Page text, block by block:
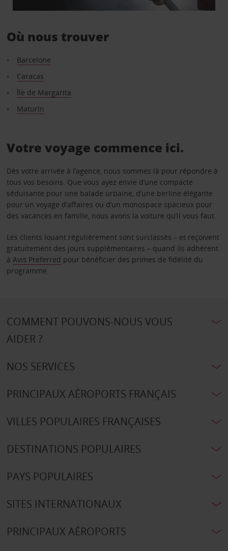
Où nous trouver
Barcelone
Caracas
Île de Margarita
Maturín
Votre voyage commence ici.
Dès votre arrivée à l’agence, nous sommes là pour répondre à
tous vos besoins. Que vous ayez envie d’une compacte
séduisante pour une balade urbaine, d’une berline élégante
pour un voyage d’affaires ou d’un monospace spacieux pour
des vacances en famille, nous avons la voiture qu’il vous faut.
Les clients louant régulièrement sont surclassés – et reçoivent
gratuitement des jours supplémentaires – quand ils adhèrent
à Avis Preferred pour bénéficier des primes de fidélité du
programme.
COMMENT POUVONS-NOUS VOUS
AIDER ?
NOS SERVICES
PRINCIPAUX AÉROPORTS FRANÇAIS
VILLES POPULAIRES FRANÇAISES
DESTINATIONS POPULAIRES
PAYS POPULAIRES
SITES INTERNATIONAUX
PRINCIPAUX AÉROPORTS